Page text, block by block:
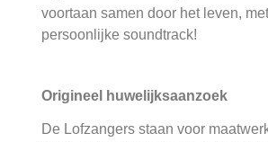
voortaan samen door het leven,
persoonlijke soundtrack!
Origineel huwelijksaanzoek
De Lofzangers staan voor